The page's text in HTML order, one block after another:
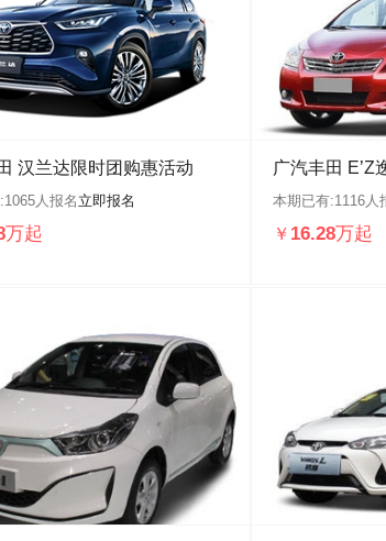
汉兰达限时团购惠活动
1065人报名 立即报名
万起
广汽丰田 E’Z
本期已有:1116人
￥ 16.28万起